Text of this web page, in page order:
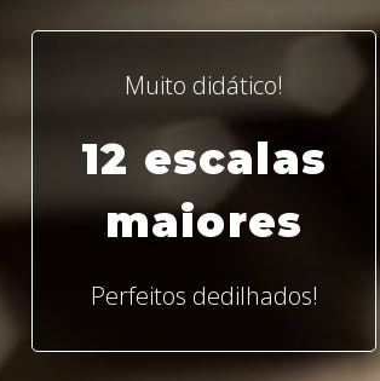
Muito didático!
12 escalas
maiores
Perfeitos dedilhados!